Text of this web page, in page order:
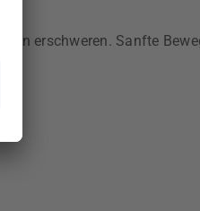
erschweren. Sanfte